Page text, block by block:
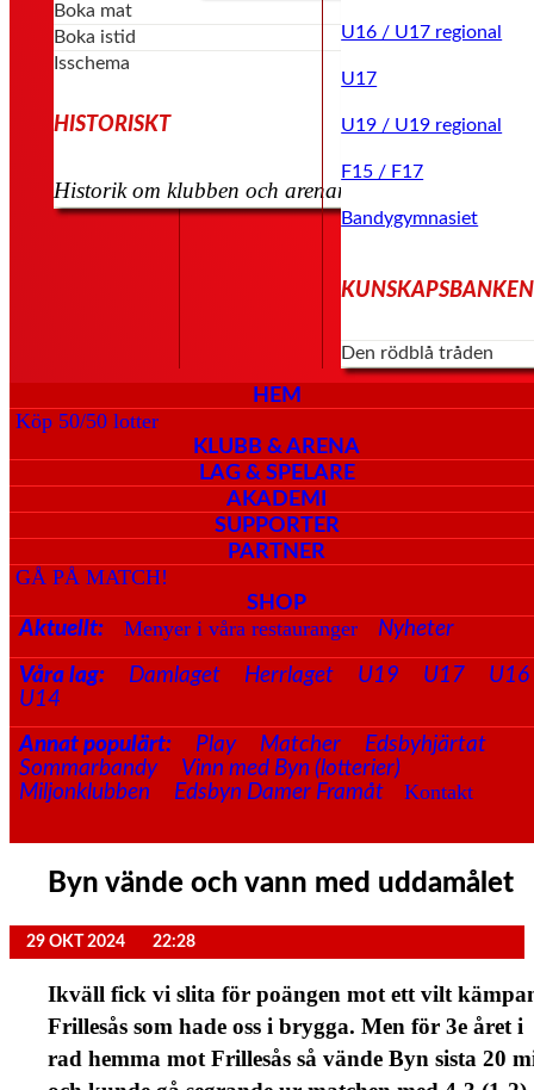
Boka mat
Boka istid
Isschema
HISTORISKT
Historik om klubben och arenan kommer senare
U16 / U17 regional
U17
U19 / U19 regional
F15 / F17
Bandygymnasiet
KUNSKAPSBANKEN
Den rödblå tråden
HEM
Köp 50/50 lotter
KLUBB & ARENA
LAG & SPELARE
AKADEMI
SUPPORTER
PARTNER
GÅ PÅ MATCH!
SHOP
Aktuellt: Menyer i våra restauranger Nyheter
Våra lag: Damlaget Herrlaget U19 U17
U16
U14
Annat populärt:
Play Matcher
Edsbyhjärtat
Sommarbandy
Vinn med Byn (lotterier)
Miljonklubben
Edsbyn Damer Framåt Kontakt
Byn vände och vann med uddamålet
29 OKT 2024 22:28
Ikväll fick vi slita för poängen mot ett vilt
Frillesås som hade oss i brygga. Men för 3e året i
rad hemma mot Frillesås så vände Byn sista 20